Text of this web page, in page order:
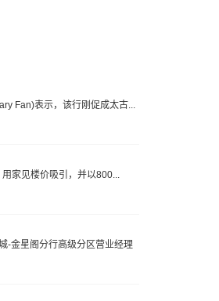
Fan)表示，该行刚促成太古...
家见楼价吸引，并以800...
-金星阁分行高级分区营业经理